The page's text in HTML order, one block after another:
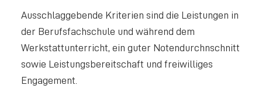
Ausschlaggebende Kriterien sind die Leistungen in
der Berufsfachschule und während dem
Werkstattunterricht, ein guter Notendurchnschnitt
sowie Leistungsbereitschaft und freiwilliges
Engagement.